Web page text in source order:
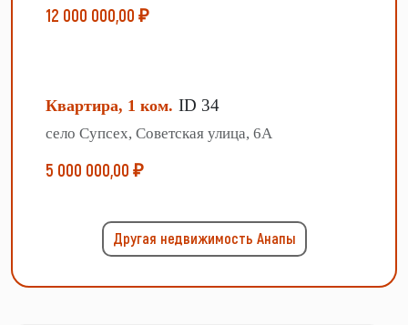
12 000 000,00 ₽
Квартира, 1 ком. ID 34
село Супсех, Советская улица, 6А
5 000 000,00 ₽
Другая недвижимость Анапы